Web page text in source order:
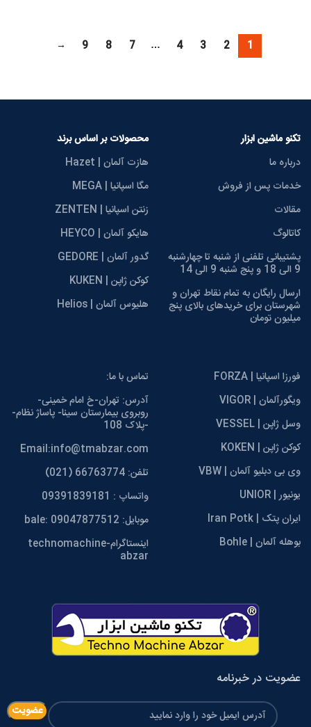
1
2
3
4
…
7
8
9
→
تکنو ماشین ابزار
درباره ما
خدمات پس از فروش
مقالات
کاتالوگ
پشتیبانی تلفنی از شنبه تا چهارشنبه
9 الی 18 و پنج شنبه 9 الی 14
ارسال رایگان به تمام نقاط تهران و
شهرستان برای خریدهای بالای پنج
میلیون تومان
محصولات بر اساس برند
هازت آلمان | Hazet
مگا اسپانیا | MEGA
زنتن اسپانیا | ZENTEN
هایکو آلمان | HEYCO
گدور آلمان | GEDORE
کوکن ژاپن | KUKEN
هلیوس آلمان | Helios
فورزا اسپانیا | FORZA
ویگورآلمان | VIGOR
وسل ژاپن | VESSEL
کوکن ژاپن | KOKEN
وی بی دبلیو آلمان | VBW
یونیور | UNIOR
ایران پتک | Iran Potk
بوهله آلمان | Bohle
تماس با ما:
آدرس: تهران-خ امام خمینی-
روبروی بیمارستان سینا- پاساژ نظام-
-پلاک 108
Email:info@tmabzar.com
تلفن: 66763774 (021)
واتساپ : 09391839181
موبایل: 09047877512 :bale
اینستاگرامtechnomachine-
abzar
عضویت در خبرنامه